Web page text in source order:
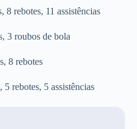
rebotes, 11 assistências
3 roubos de bola
8 rebotes
rebotes, 5 assistências